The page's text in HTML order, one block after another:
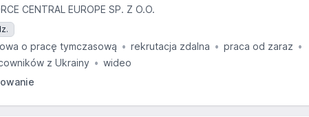
CENTRAL EUROPE SP. Z O.O.
o pracę tymczasową rekrutacja zdalna
praca od zaraz
z Ukrainy
wideo